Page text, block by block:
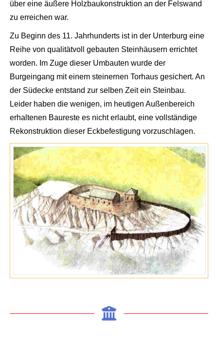
über eine äußere Holzbaukonstruktion an der Felswand
zu erreichen war.
Zu Beginn des 11. Jahrhunderts ist in der Unterburg eine
Reihe von qualitätvoll gebauten Steinhäusern errichtet
worden. Im Zuge dieser Umbauten wurde der
Burgeingang mit einem steinernen Torhaus gesichert. An
der Südecke entstand zur selben Zeit ein Steinbau.
Leider haben die wenigen, im heutigen Außenbereich
erhaltenen Baureste es nicht er laubt, eine vollständige
Rekonstruktion dieser Eckbefestigung vorzuschlagen.